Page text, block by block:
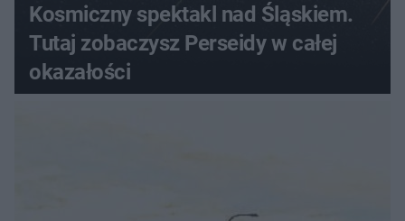
Kosmiczny spektakl nad Śląskiem.
Tutaj zobaczysz Perseidy w całej
okazałości